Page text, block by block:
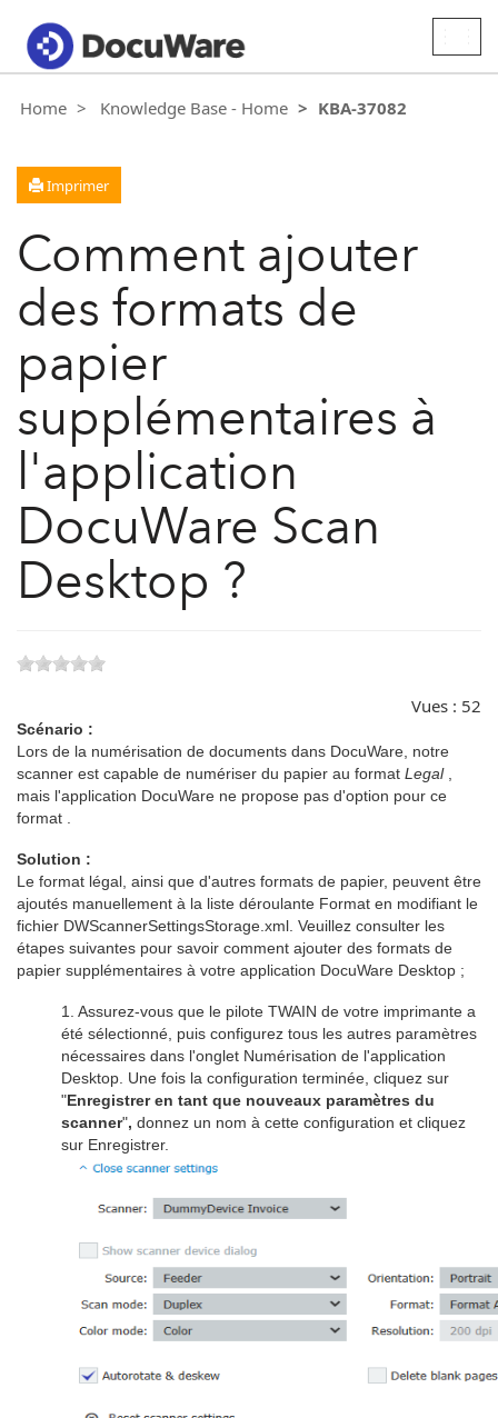
Home Knowledge Base - Home KBA-37082
Imprimer
Comment ajouter
des formats de
papier
supplémentaires à
l'application
DocuWare Scan
Desktop ?
Vues : 52
Scénario :
Lors de la numérisation de documents dans DocuWare, notre
scanner est capable de numériser du papier au format Legal
mais l'application DocuWare ne propose pas d'option pour ce
format .
Solution :
Le format légal, ainsi que d'autres formats de papier, peuvent être
ajoutés manuellement à la liste déroulante Format en modifiant le
fichier DWScannerSettingsStorage.xml. Veuillez consulter les
étapes suivantes pour savoir comment ajouter des formats de
papier supplémentaires à votre application DocuWare Desktop ;
1. Assurez-vous que le pilote TWAIN de votre imprimante a
été sélectionné, puis configurez tous les autres paramètres
nécessaires dans l'onglet Numérisation de l'application
Desktop. Une fois la configuration terminée, cliquez sur
"Enregistrer en tant que nouveaux paramètres du
scanner", donnez un nom à cette configuration et cliquez
sur Enregistrer.